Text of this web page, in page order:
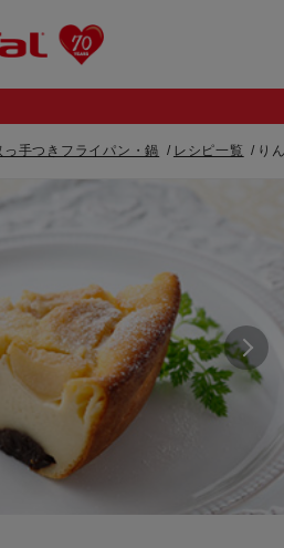
っ手つきフライパン・鍋 レシピ一覧 り